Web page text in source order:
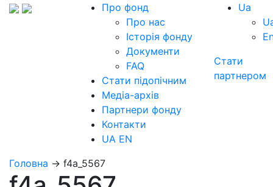
Про фонд
Про нас
Історія фонду
Документи
FAQ
Стати підопічним
Медіа-архів
Партнери фонду
Контакти
UA EN
Ua
Стати
партнером
Головна → f4a_5567